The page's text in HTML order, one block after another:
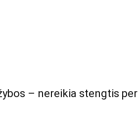
– nereikia stengtis per